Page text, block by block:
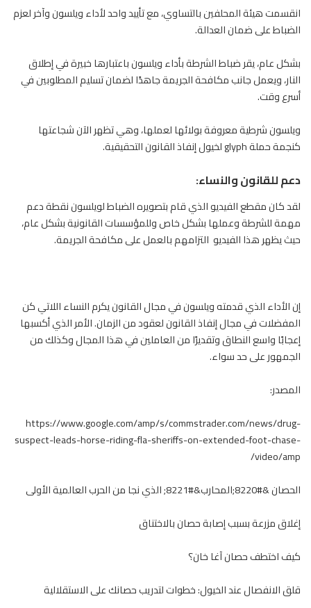
انقسمت هيئة المحلفين بالتساوي، مع تأييد واحد لأداء ويلسون وآخر لعزم
الضباط على ضمان العدالة.
بشكل عام، يقر ضباط الشرطة بأداء ويلسون باعتبارها خبيرة في إطلاق
النار، ويعمل جانب مكافحة الجريمة جاهدًا لضمان تسليم المطلوبين في
أسرع وقت.
ويلسون شرطية معروفة بولائها لعملها، وهي تظهر الآن شجاعتها
كنجمة حملة glyph
لخيولإنفاذ القانون التحقيقية.
دعم للقانون والنساء:
لقد كان مقطع الفيديو الذي قام بتصويره الضباط لويلسون نقطة دعم
مهمة للشرطة وعملها بشكل خاص وللمؤسسات القانونية بشكل عام،
حيث يظهر هذا الفيديو التزامهم بالعمل على مكافحة الجريمة.
إن الأداء الذي قدمته ويلسون في مجال القانون يكرم النساء اللاتي كن
المفضلات في مجال إنفاذ القانون لعقود من الزمان. الأمر الذي أكسبها
إعجابًا واسع النطاق وتقديرًا من العاملين في هذا المجال وكذلك من
الجمهور على حد سواء.
المصدر:
https://www.google.com/amp/s/commstrader.com/news/drug-
suspect-leads-horse-riding-fla-sheriffs-on-extended-foot-chase-
video/amp/
الحصان &#8220;المحارب&#8221; الذي نجا من الحرب العالمية الأولى
إغلاق مزرعة بسبب إصابة حصان بالاختناق
كيف اختطف حصان آغا خان؟
قلق الانفصال عند الخيول: خطوات لتدريب حصانك على الاستقلالية